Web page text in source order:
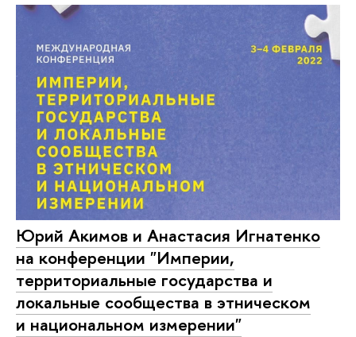
Юрий Акимов и Анастасия Игнатенко
на конференции "Империи,
территориальные государства и
локальные сообщества в этническом
и национальном измерении"